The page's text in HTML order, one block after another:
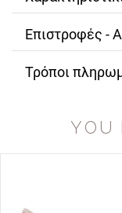
Επιστροφές -
Τρόποι
YOU